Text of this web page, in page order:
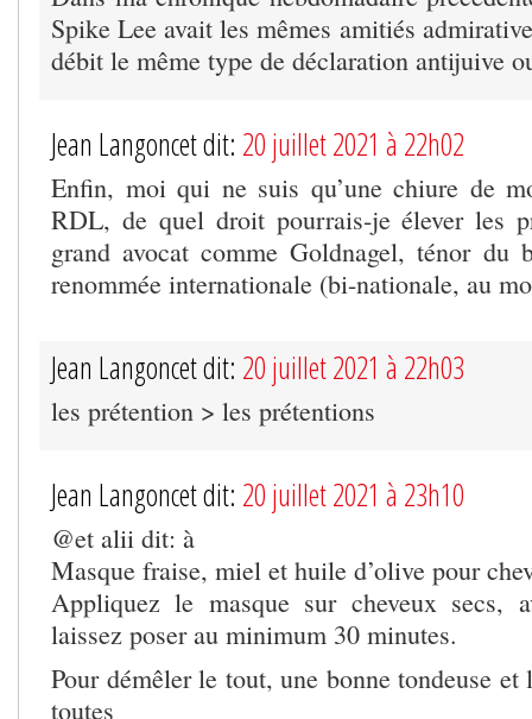
Spike Lee avait les mêmes amitiés
débit le même type de déclaration antijuive
Jean Langoncet dit: 20 juillet 2021 à 22h02
Enfin, moi qui ne suis qu’une chiure de
RDL, de quel droit pourrais-je élever les
grand avocat comme Goldnagel, ténor du
renommée internationale (bi-nationale, au
Jean Langoncet dit: 20 juillet 2021 à 22h03
les prétention > les prétentions
Jean Langoncet dit: 20 juillet 2021 à 23h10
@et alii dit: à
Masque fraise, miel et huile d’olive pour
Appliquez le masque sur cheveux secs,
laissez poser au minimum 30 minutes.
Pour démêler le tout, une bonne tondeuse
toutes